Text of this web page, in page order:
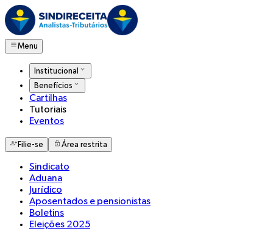
Menu
Institucional
Benefícios
Cartilhas
Tutoriais
Eventos
Filie-se Área restrita
Sindicato
Aduana
Jurídico
Aposentados e pensionistas
Boletins
Eleições 2025